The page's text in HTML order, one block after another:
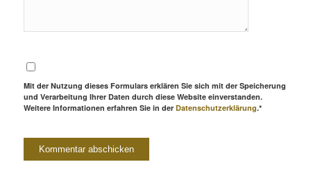
Mit der Nutzung dieses Formulars erklären Sie sich mit der Speicherung
und Verarbeitung Ihrer Daten durch diese Website einverstanden.
Weitere Informationen erfahren Sie in der Datenschutzerklärung.*